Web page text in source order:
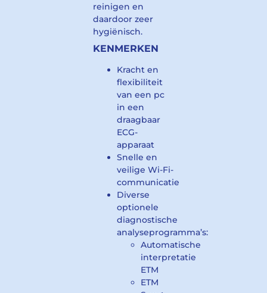
reinigen en
daardoor zeer
hygiënisch.
KENMERKEN
Kracht en
flexibiliteit
van een pc
in een
draagbaar
ECG-
apparaat
Snelle en
veilige Wi-Fi-
communicatie
Diverse
optionele
diagnostische
analyseprogramma’s:
Automatische
interpretatie
ETM
ETM